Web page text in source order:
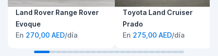
Land Rover Range Rover
Evoque
En 270,00 AED/día
Toyota Land Cruiser
Prado
En 275,00 AED/día